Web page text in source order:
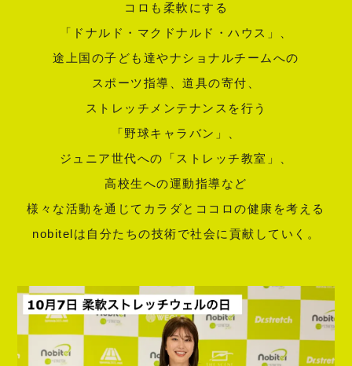
コロも柔軟にする
「ドナルド・マクドナルド・ハウス」、
途上国の子ども達やナショナルチームへの
スポーツ指導、道具の寄付、
ストレッチメンテナンスを行う
「野球キャラバン」、
ジュニア世代への「ストレッチ教室」、
高校生への運動指導など
様々な活動を通じてカラダとココロの健康を考える
nobitelは自分たちの技術で社会に貢献していく。